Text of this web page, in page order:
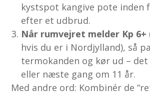
kystspot kangive pote inden
efter et udbrud.
Når rumvejret melder Kp 6+
hvis du er i Nordjylland), så
termokanden og kør ud –
eller næste gang om 11 år.
Med andre ord: Kombinér de